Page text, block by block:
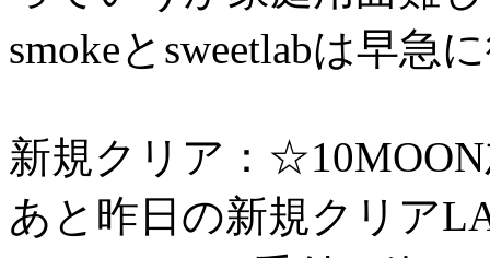
smokeとsweetlabは早急
新規クリア：
あと昨日の新規クリア